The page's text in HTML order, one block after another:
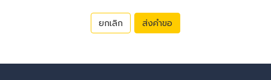
ยกเลิก ส่งคำขอ